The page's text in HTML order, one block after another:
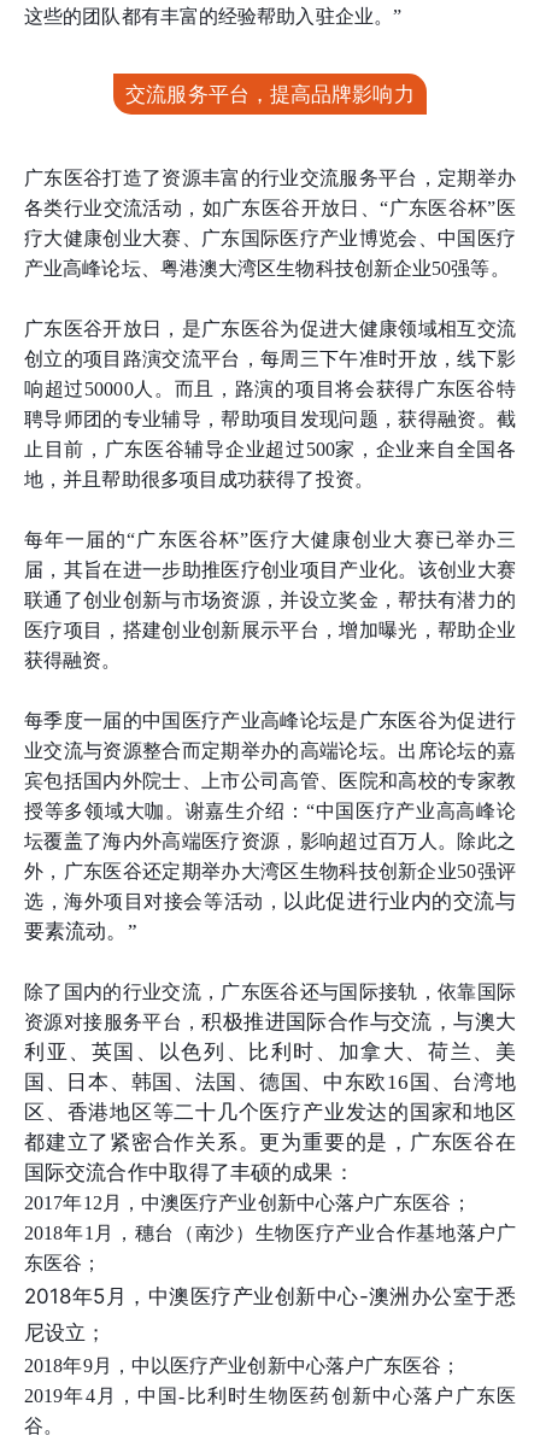
这些的团队都有丰富的经验帮助入驻企业。”
交流服务平台，提高品牌影响力
广东医谷打造了资源丰富的行业交流服务平台，定期举办
各类行业交流活动，如广东医谷开放日、“广东医谷杯”医
疗大健康创业大赛、广东国际医疗产业博览会、中国医疗
产业高峰论坛、粤港澳大湾区生物科技创新企业50强等。
广东医谷开放日，是广东医谷为促进大健康领域相互交流
创立的项目路演交流平台，每周三下午准时开放，线下影
响超过50000人。而且，路演的项目将会获得广东医谷特
聘导师团的专业辅导，帮助项目发现问题，获得融资。截
止目前，广东医谷辅导企业超过500家，企业来自全国各
地，并且帮助很多项目成功获得了投资。
每年一届的“广东医谷杯”医疗大健康创业大赛已举办三
届，其旨在进一步助推医疗创业项目产业化。该创业大赛
联通了创业创新与市场资源，并设立奖金，帮扶有潜力的
医疗项目，搭建创业创新展示平台，增加曝光，帮助企业
获得融资。
每季度一届的中国医疗产业高峰论坛是广东医谷为促进行
业交流与资源整合而定期举办的高端论坛。出席论坛的嘉
宾包括国内外院士、上市公司高管、医院和高校的专家教
授等多领域大咖。谢嘉生介绍：“中国医疗产业高高峰论
坛覆盖了海内外高端医疗资源，影响超过百万人。除此之
外，广东医谷还定期举办大湾区生物科技创新企业50强评
选，海外项目对接会等活动， 以此促进行业内的交流与
要素流动。”
除了国内的行业交流，广东医谷还与国际接轨，依靠国际
资源对接服务平台，积极推进国际合作与交流，与澳大
利亚、英国、以色列、比利时、加拿大、荷兰、美
国、日本、韩国、法国、德国、中东欧16国、台湾地
区、香港地区等二十几个医疗产业发达的国家和地区
都建立了紧密合作关系。更为重要的是，广东医谷在
国际交流合作中取得了丰硕的成果：
2017年12月，中澳医疗产业创新中心落户广东医谷；
2018年1月，穗台（南沙）生物医疗产业合作基地落户广
东医谷；
2018年5月，中澳医疗产业创新中心-澳洲办公室于悉
尼设立；
2018年9月，中以医疗产业创新中心落户广东医谷；
2019年4月，中国-比利时生物医药创新中心落户广东医
谷。